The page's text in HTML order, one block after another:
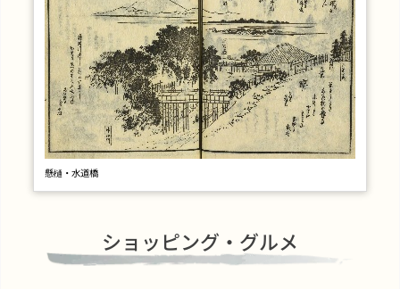
懸樋・水道橋
ショッピング・グルメ